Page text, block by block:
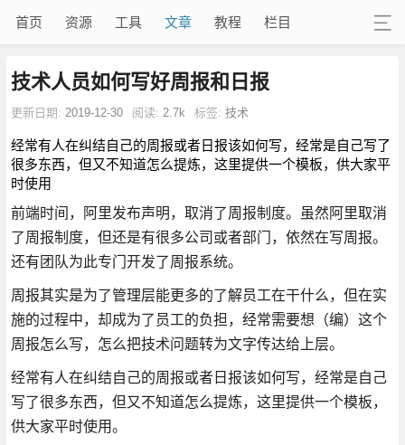
首页 资源 工具 文章 教程 栏目
技术人员如何写好周报和日报
更新日期: 2019-12-30 阅读: 2.7k 标签: 技术
经常有人在纠结自己的周报或者日报该如何写，经常是自己写了
很多东西，但又不知道怎么提炼，这里提供一个模板，供大家平
时使用
前端时间，阿里发布声明，取消了周报制度。虽然阿里取消
了周报制度，但还是有很多公司或者部门，依然在写周报。
还有团队为此专门开发了周报系统。
周报其实是为了管理层能更多的了解员工在干什么，但在实
施的过程中，却成为了员工的负担，经常需要想（编）这个
周报怎么写，怎么把技术问题转为文字传达给上层。
经常有人在纠结自己的周报或者日报该如何写，经常是自己
写了很多东西，但又不知道怎么提炼，这里提供一个模板，
供大家平时使用。